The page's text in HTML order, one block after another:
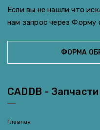
Если вы не нашли что
нам запрос через Форму
ФОРМА
CADDB -
Главная